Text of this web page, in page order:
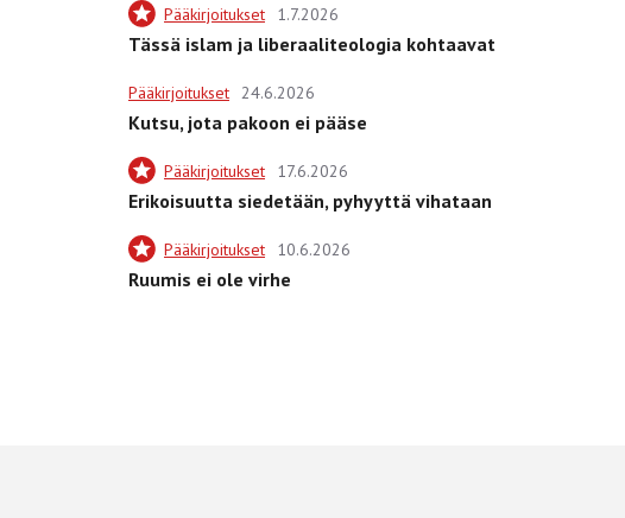
Pääkirjoitukset 1.7.2026
Tässä islam ja liberaaliteologia kohtaavat
Pääkirjoitukset 24.6.2026
Kutsu, jota pakoon ei pääse
Pääkirjoitukset 17.6.2026
Erikoisuutta siedetään, pyhyyttä vihataan
Pääkirjoitukset 10.6.2026
Ruumis ei ole virhe